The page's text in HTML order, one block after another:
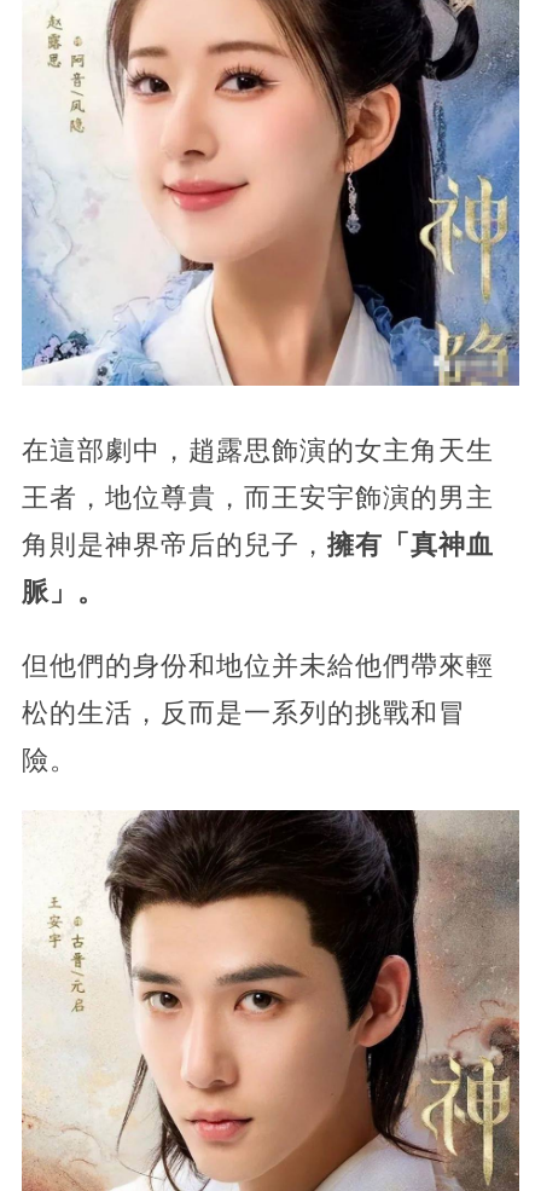
在這部劇中，趙露思飾演的女主角天生
王者，地位尊貴，而王安宇飾演的男主
角則是神界帝后的兒子， 擁有「真神血
脈」。
但他們的身份和地位并未給他們帶來輕
松的生活，反而是一系列的挑戰和冒
險。